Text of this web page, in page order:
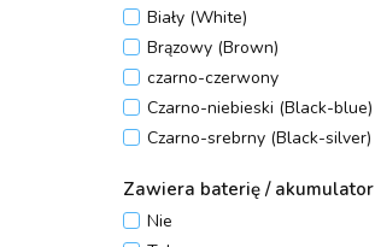
Biały (White)
Brązowy (Brown)
czarno-czerwony
Czarno-niebieski (Black-blue)
Czarno-srebrny (Black-silver)
Czarny (Black)
Czerwony (Red)
Zawiera baterię / akumulator
Nie